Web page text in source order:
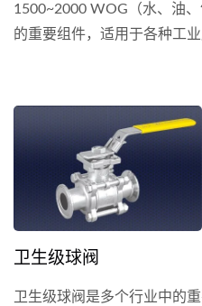
1500~2000 WOG（水、油
的重要组件，适用于各种工业
卫生级球阀
卫生级球阀是多个行业中的